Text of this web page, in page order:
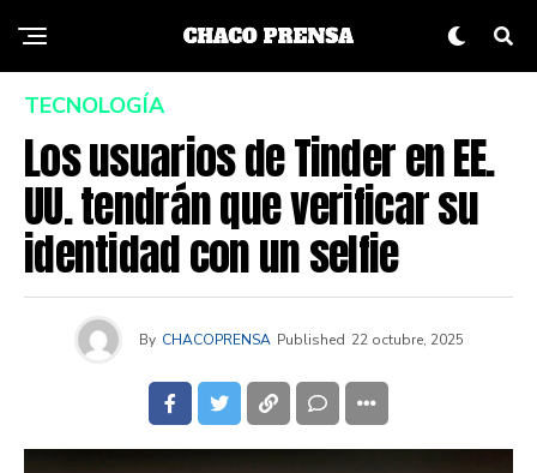
TECNOLOGÍA
Los usuarios de Tinder en EE.
UU. tendrán que verificar su
identidad con un selfie
By CHACOPRENSA Published 22 octubre, 2025